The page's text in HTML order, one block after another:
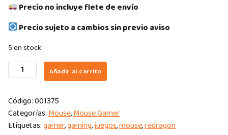
Precio no incluye flete de envío
Precio sujeto a cambios sin previo aviso
5 en stock
MOUSE
REDRAGON
INVADER
10
000
Añadir al carrito
Código:001375
Categorías:Mouse,Mouse Gamer
Etiquetas:gamer,gaming,juegos,mouse,redragon